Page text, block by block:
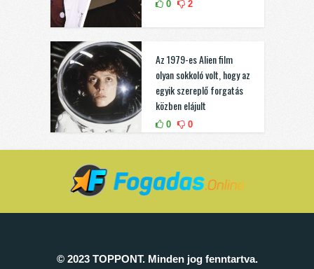
0 2
Az 1979-es Alien film
olyan sokkoló volt, hogy az
egyik szereplő forgatás
közben elájult
0 0
© 2023 TOPPONT. Minden jog fenntartva.